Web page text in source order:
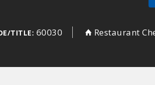
TITLE: 60030 Restaurant